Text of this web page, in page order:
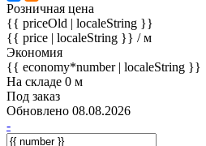
Розничная цена
{{ priceOld | localeString }}
{{ price | localeString }} / м
Экономия
{{ economy*number | localeString }}
На складе 0 м
Под заказ
Обновлено 08.08.2026
-